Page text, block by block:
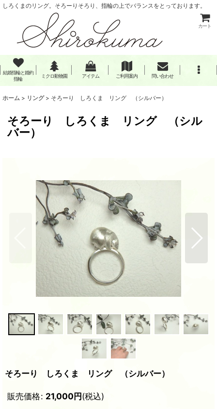
しろくまのリング。そろーりそろり、指輪の上でバランスをとっております。
カート
結婚指輪と婚約
指輪
ミクロ動物園 アイテム ご利用案内 問い合わせ
ホーム > リング > そろーり しろくま リング （シルバー）
そろーり しろくま リング （シル
バー）
そろーり しろくま リング （シルバー）
販売価格: 21,000円(税込)